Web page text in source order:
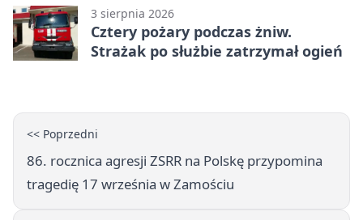
3 sierpnia 2026
Cztery pożary podczas żniw.
Strażak po służbie zatrzymał ogień
<< Poprzedni
86. rocznica agresji ZSRR na Polskę przypomina
tragedię 17 września w Zamościu